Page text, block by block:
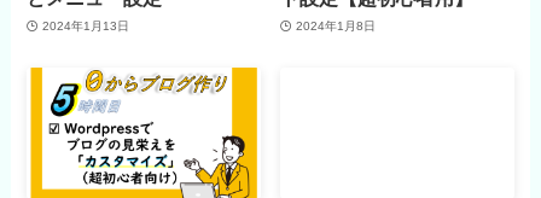
2024年1月13日 2024年1月8日